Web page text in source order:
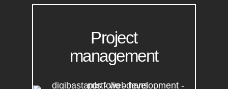
Project
management